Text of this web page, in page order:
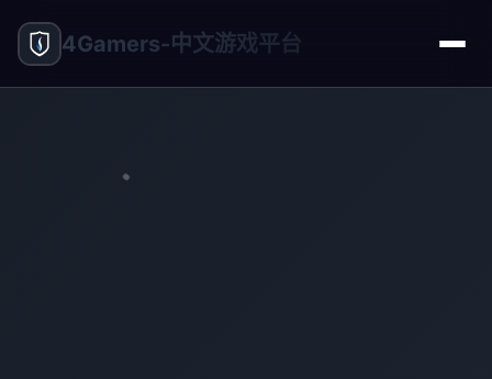
4Gamers-中文游戏平台